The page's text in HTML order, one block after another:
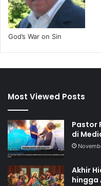
God’s War on Sin
Most Viewed Posts
Pastor
di
Akhir
hingga